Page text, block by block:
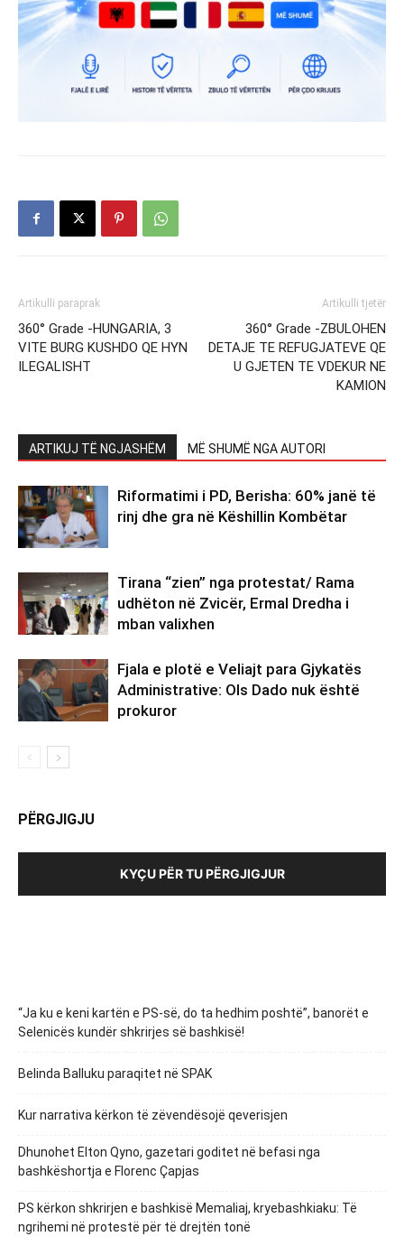
Artikulli paraprak
360° Grade -HUNGARIA, 3
VITE BURG KUSHDO QE HYN
ILEGALISHT
Artikulli tjetër
360° Grade -ZBULOHEN
DETAJE TE REFUGJATEVE QE
U GJETEN TE VDEKUR NE
KAMION
ARTIKUJ TË NGJASHËM MË SHUMË NGA AUTORI
Riformatimi i PD, Berisha: 60% janë të
rinj dhe gra në Këshillin Kombëtar
Tirana “zien” nga protestat/ Rama
udhëton në Zvicër, Ermal Dredha i
mban valixhen
Fjala e plotë e Veliajt para Gjykatës
Administrative: Ols Dado nuk është
prokuror
PËRGJIGJU
KYÇU PËR TU PËRGJIGJUR
“Ja ku e keni kartën e PS-së, do ta hedhim poshtë”, banorët e
Selenicës kundër shkrirjes së bashkisë!
Belinda Balluku paraqitet në SPAK
Kur narrativa kërkon të zëvendësojë qeverisjen
Dhunohet Elton Qyno, gazetari goditet në befasi nga
bashkëshortja e Florenc Çapjas
PS kërkon shkrirjen e bashkisë Memaliaj, kryebashkiaku: Të
ngrihemi në protestë për të drejtën tonë